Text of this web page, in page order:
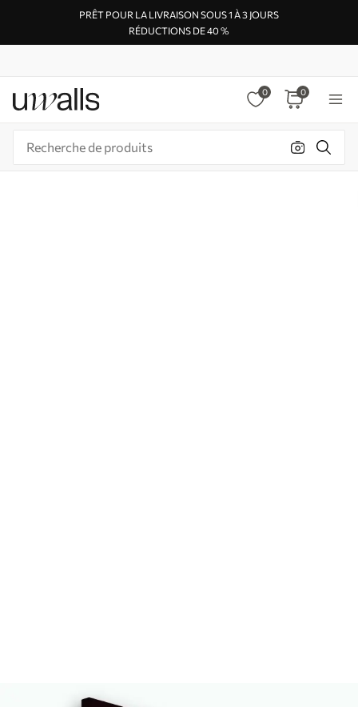
PRÊT POUR LA LIVRAISON SOUS 1 À 3 JOURS
RÉDUCTIONS DE 40 %
0 0